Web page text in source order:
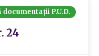
P.U.D.
24